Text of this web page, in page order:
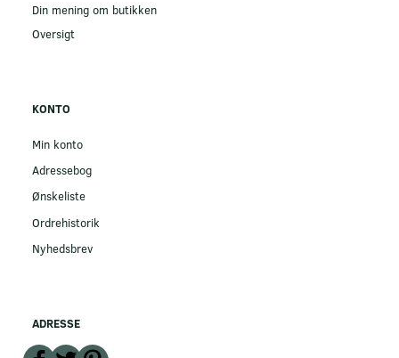
Din mening om butikken
Oversigt
KONTO
Min konto
Adressebog
Ønskeliste
Ordrehistorik
Nyhedsbrev
ADRESSE